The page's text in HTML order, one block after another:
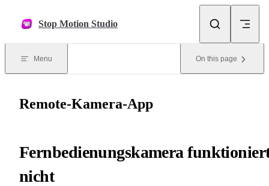
Stop Motion Studio
Menu On this page
Remote-Kamera-App
Fernbedienungskamera
nicht